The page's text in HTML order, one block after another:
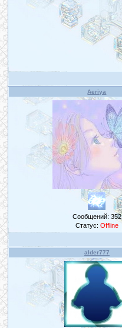
Aeriya
Сообщений: 352
Статус: Offline
alder777